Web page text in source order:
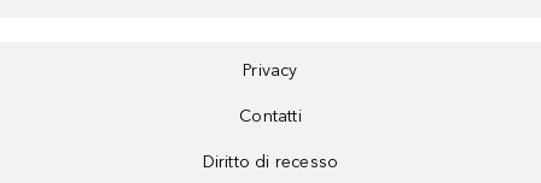
Privacy
Contatti
Diritto di recesso